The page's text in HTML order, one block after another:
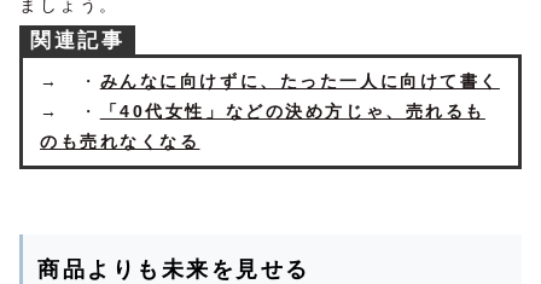
ましょう。
関連記事
→ ・ みんなに向けずに、たった一人に向けて書く
→ ・
「40代女性」などの決め方じゃ、売れるも
のも売れなくなる
商品よりも未来を見せる